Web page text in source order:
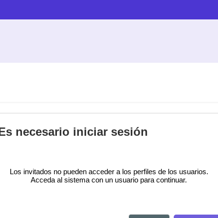
necesario iniciar sesión
Los invitados no pueden acceder a los perfiles de los usuarios.
Acceda al sistema con un usuario para continuar.